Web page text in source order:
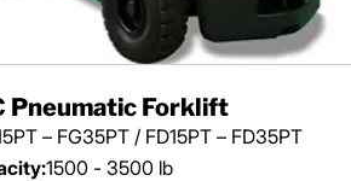
Pneumatic Forklift
– FG35PT / FD15PT – FD35PT
1500 - 3500 lb